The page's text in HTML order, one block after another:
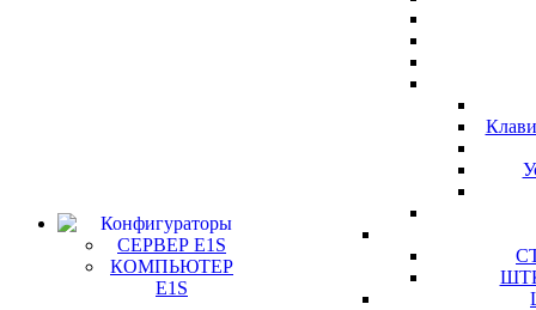
Конфигураторы
СЕРВЕР E1S
КОМПЬЮТЕР
E1S